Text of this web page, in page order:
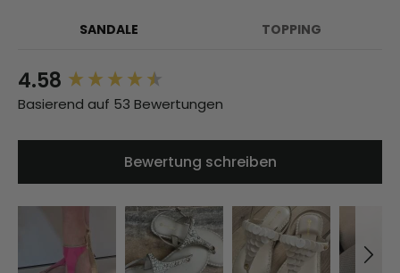
SANDALE TOPPING
4.58
Basierend auf 53 Bewertungen
Bewertung schreiben
New content loaded